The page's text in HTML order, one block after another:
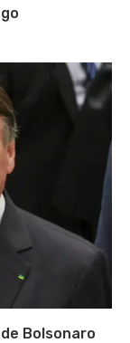
Bolsonaro